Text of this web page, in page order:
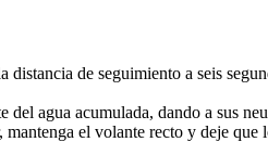
de seguimiento a seis
agua acumulada, dando a sus
el volante recto y deje